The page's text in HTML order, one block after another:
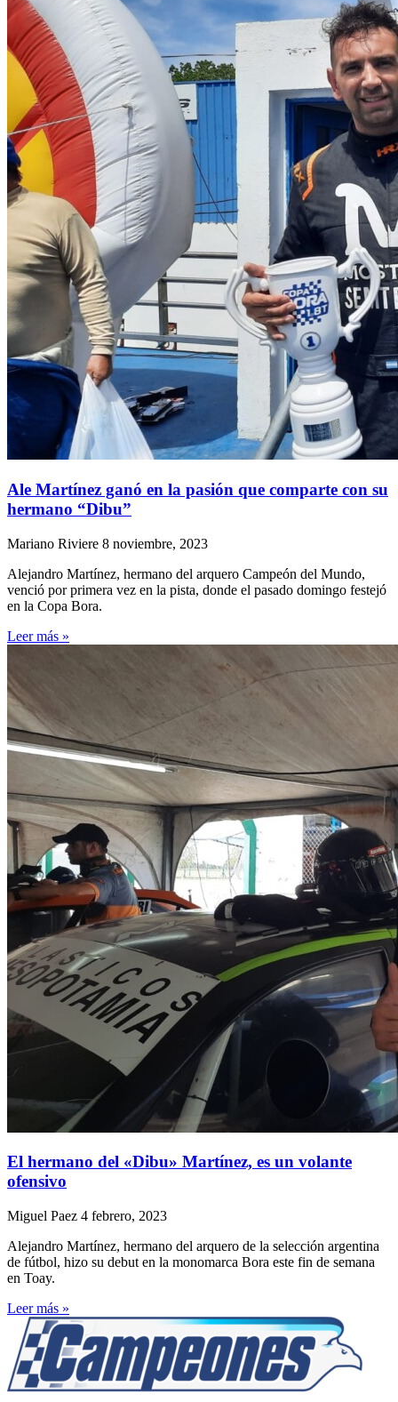
Ale Martínez ganó en la pasión que comparte con su
hermano “Dibu”
Mariano Riviere 8 noviembre, 2023
Alejandro Martínez, hermano del arquero Campeón del Mundo,
venció por primera vez en la pista, donde el pasado domingo festejó
en la Copa Bora.
Leer más »
El hermano del «Dibu» Martínez, es un volante
ofensivo
Miguel Paez 4 febrero, 2023
Alejandro Martínez, hermano del arquero de la selección argentina
de fútbol, hizo su debut en la monomarca Bora este fin de semana
en Toay.
Leer más »